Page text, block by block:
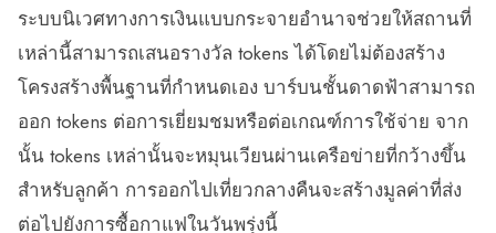
ระบบนิเวศทางการเงินแบบกระจายอำนาจช่วยให้สถานที่
เหล่านี้สามารถเสนอรางวัล tokens ได้โดยไม่ต้องสร้าง
โครงสร้างพื้นฐานที่กำหนดเอง บาร์บนชั้นดาดฟ้าสามารถ
ออก tokens ต่อการเยี่ยมชมหรือต่อเกณฑ์การใช้จ่าย จาก
นั้น tokens เหล่านั้นจะหมุนเวียนผ่านเครือข่ายที่กว้างขึ้น
สำหรับลูกค้า การออกไปเที่ยวกลางคืนจะสร้างมูลค่าที่ส่ง
ต่อไปยังการซื้อกาแฟในวันพรุ่งนี้